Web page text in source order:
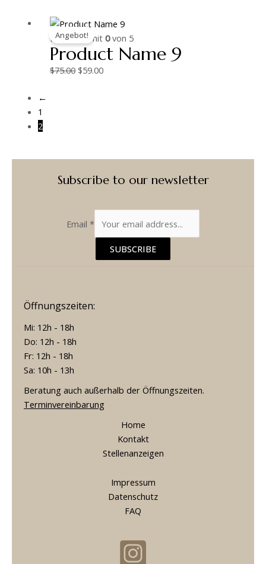
Angebot!
Bewertet mit 0von 5
Product Name 9
$75.00
Ursprünglicher
Preis
war:
$75.00
$59.00
Aktueller
Preis
ist:
←
1
2
Subscribe to our newsletter
Email *
SUBSCRIBE
Öffnungszeiten:
Mi: 12h - 18h
Do: 12h - 18h
Fr: 12h - 18h
Sa: 10h - 13h
Beratung auch außerhalb der Öffnungszeiten.
Terminvereinbarung
Home
Kontakt
Stellenanzeigen
Impressum
Datenschutz
FAQ